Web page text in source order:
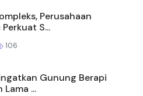
Perusahaan
S...
106
Gunung Berapi
...